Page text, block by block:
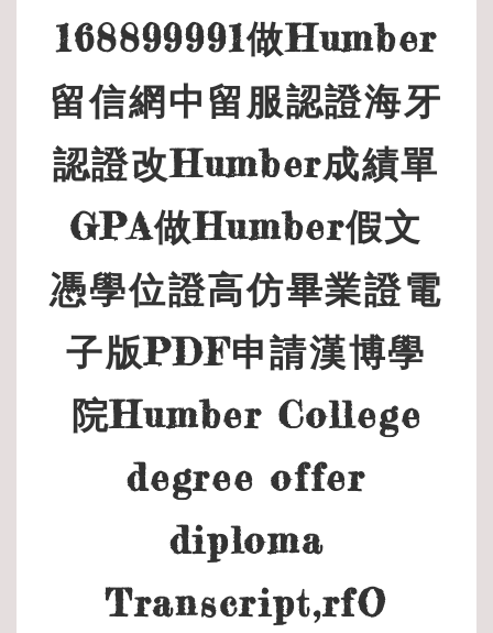
168899991做Humber
留信網中留服認證海牙
認證改Humber成績單
GPA做Humber假文
憑學位證高仿畢業證電
子版PDF申請漢博學
院Humber College
degree offer
diploma
Transcript,rfO